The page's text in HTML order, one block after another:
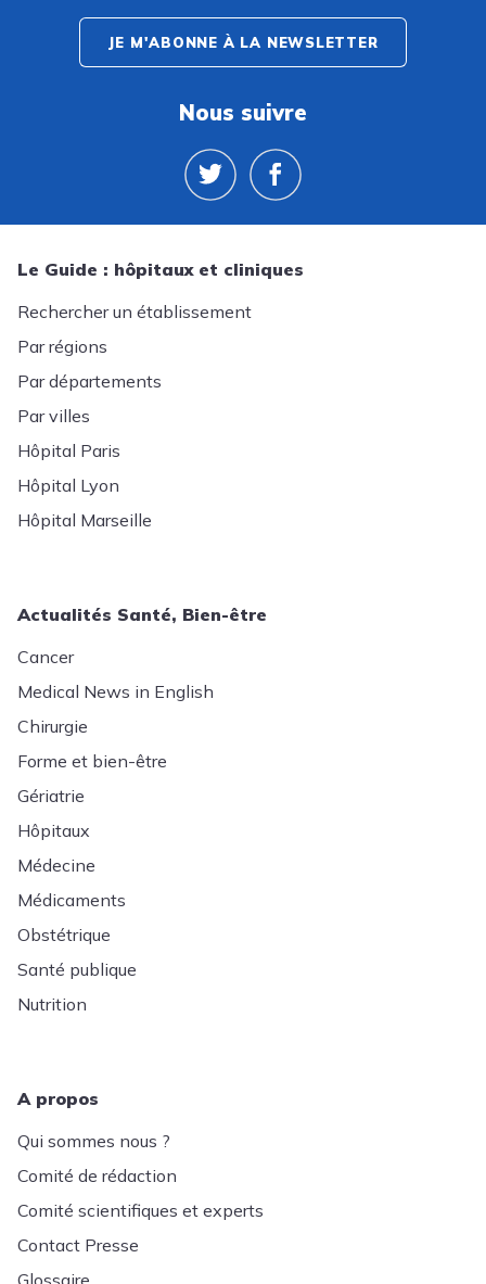
JE M'ABONNE À LA NEWSLETTER
Nous suivre
Le Guide : hôpitaux et cliniques
Rechercher un établissement
Par régions
Par départements
Par villes
Hôpital Paris
Hôpital Lyon
Hôpital Marseille
Actualités Santé, Bien-être
Cancer
Medical News in English
Chirurgie
Forme et bien-être
Gériatrie
Hôpitaux
Médecine
Médicaments
Obstétrique
Santé publique
Nutrition
A propos
Qui sommes nous ?
Comité de rédaction
Comité scientifiques et experts
Contact Presse
Glossaire